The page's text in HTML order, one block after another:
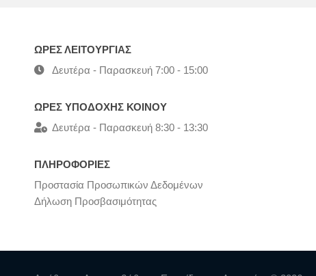
ΩΡΕΣ ΛΕΙΤΟΥΡΓΙΑΣ
Δευτέρα - Παρασκευή 7:00 - 15:00
ΩΡΕΣ ΥΠΟΔΟΧΗΣ ΚΟΙΝΟΥ
Δευτέρα - Παρασκευή 8:30 - 13:30
ΠΛΗΡΟΦΟΡΙΕΣ
Προστασία Προσωπικών Δεδομένων
Δήλωση Προσβασιμότητας